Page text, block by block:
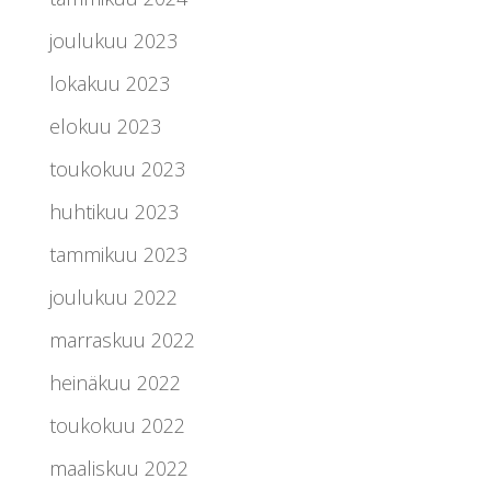
joulukuu 2023
lokakuu 2023
elokuu 2023
toukokuu 2023
huhtikuu 2023
tammikuu 2023
joulukuu 2022
marraskuu 2022
heinäkuu 2022
toukokuu 2022
maaliskuu 2022